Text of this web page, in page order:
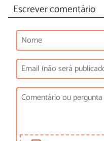
Escrever comentário